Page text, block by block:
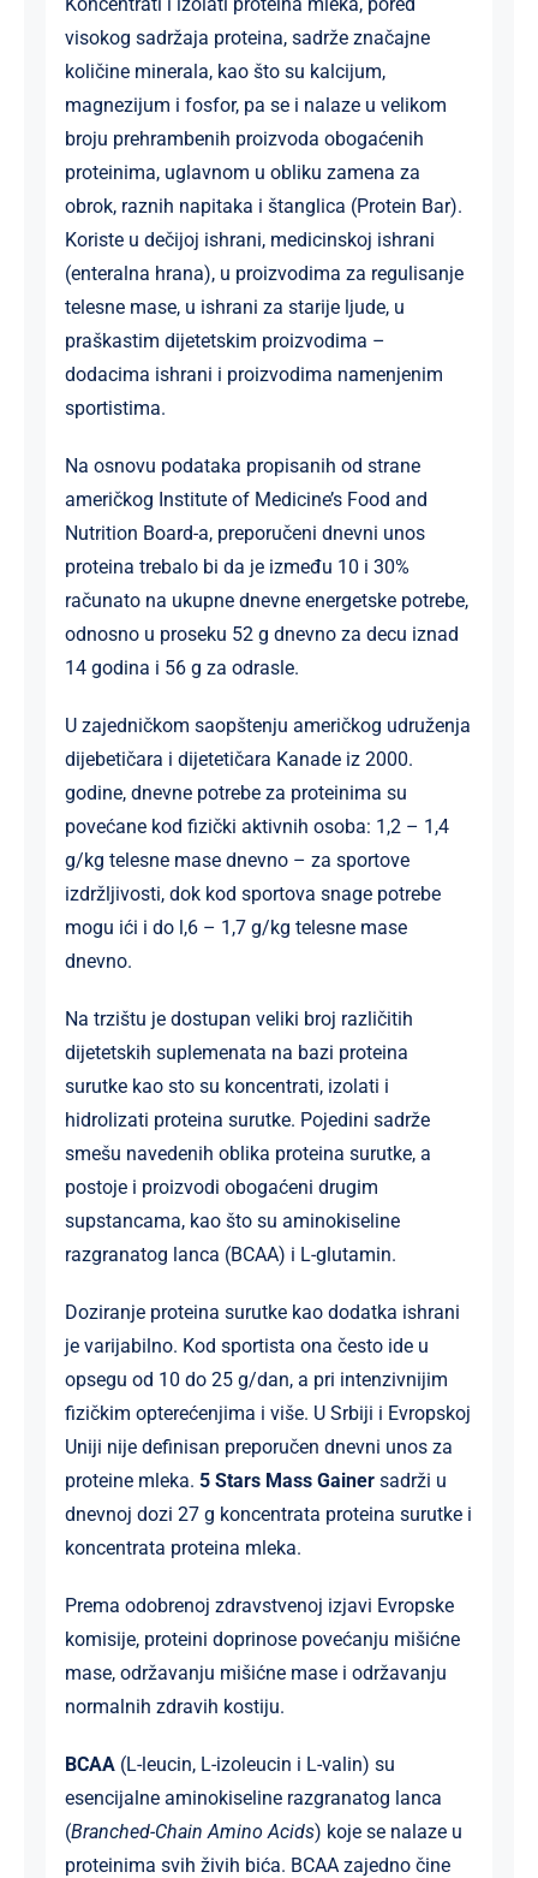
visokog sadržaja proteina, sadrže značajne
količine minerala, kao što su kalcijum,
magnezijum i fosfor, pa se i nalaze u velikom
broju prehrambenih proizvoda obogaćenih
proteinima, uglavnom u obliku zamena za
obrok, raznih napitaka i štanglica (Protein Bar).
Koriste u dečijoj ishrani, medicinskoj ishrani
(enteralna hrana), u proizvodima za regulisanje
telesne mase, u ishrani za starije ljude, u
praškastim dijetetskim proizvodima –
dodacima ishrani i proizvodima namenjenim
sportistima.
Na osnovu podataka propisanih od strane
američkog Institute of Medicine’s Food and
Nutrition Board-a, preporučeni dnevni unos
proteina trebalo bi da je između 10 i 30%
računato na ukupne dnevne energetske potrebe,
odnosno u proseku 52 g dnevno za decu iznad
14 godina i 56 g za odrasle.
U zajedničkom saopštenju američkog udruženja
dijebetičara i dijetetičara Kanade iz 2000.
godine, dnevne potrebe za proteinima su
povećane kod fizički aktivnih osoba: 1,2 – 1,4
g/kg telesne mase dnevno – za sportove
izdržljivosti, dok kod sportova snage potrebe
mogu ići i do l,6 – 1,7 g/kg telesne mase
dnevno.
Na trzištu je dostupan veliki broj različitih
dijetetskih suplemenata na bazi proteina
surutke kao sto su koncentrati, izolati i
hidrolizati proteina surutke. Pojedini sadrže
smešu navedenih oblika proteina surutke, a
postoje i proizvodi obogaćeni drugim
supstancama, kao što su aminokiseline
razgranatog lanca (BCAA) i L-glutamin.
Doziranje proteina surutke kao dodatka ishrani
je varijabilno. Kod sportista ona često ide u
opsegu od 10 do 25 g/dan, a pri intenzivnijim
fizičkim opterećenjima i više. U Srbiji i Evropskoj
Uniji nije definisan preporučen dnevni unos za
proteine mleka. 5 Stars Mass Gainersadrži u
dnevnoj dozi 27 g koncentrata proteina surutke i
koncentrata proteina mleka.
Prema odobrenoj zdravstvenoj izjavi Evropske
komisije, proteini doprinose povećanju mišićne
mase, održavanju mišićne mase i održavanju
normalnih zdravih kostiju.
BCAA(L-leucin, L-izoleucin i L-valin) su
esencijalne aminokiseline razgranatog lanca
(Branched-Chain Amino Acids) koje se nalaze u
proteinima svih živih bića. BCAA zajedno čine